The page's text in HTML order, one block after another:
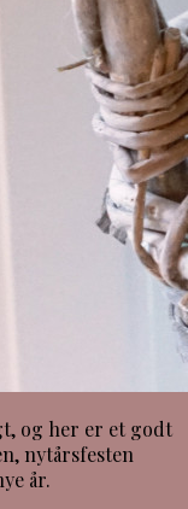
og her er et godt
nytårsfesten
år.